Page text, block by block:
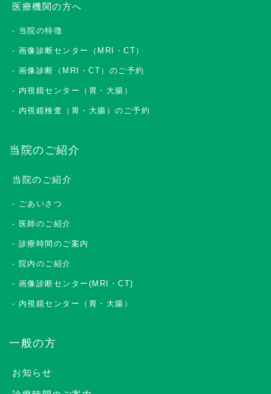
医療機関の方へ
当院の特徴
画像診断センター（MRI・CT）
画像診断（MRI・CT）のご予約
内視鏡センター（胃・大腸）
内視鏡検査（胃・大腸）のご予約
当院のご紹介
当院のご紹介
ごあいさつ
医師のご紹介
診療時間のご案内
院内のご紹介
画像診断センター(MRI・CT)
内視鏡センター（胃・大腸）
一般の方
お知らせ